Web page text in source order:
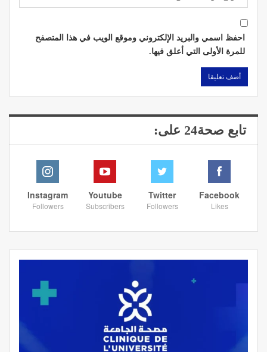
احفظ اسمي والبريد الإلكتروني وموقع الويب في هذا المتصفح
للمرة الأولى التي أعلق فيها.
تابع صحة24 على:
Facebook
Likes
Twitter
Followers
Youtube
Subscribers
Instagram
Followers